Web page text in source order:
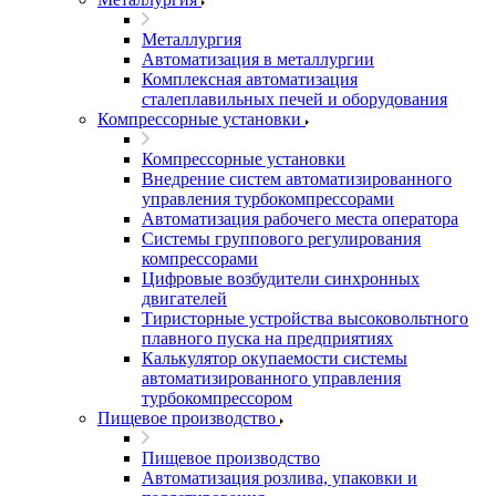
Металлургия
Автоматизация в металлургии
Комплексная автоматизация
сталеплавильных печей и оборудования
Компрессорные установки
Компрессорные установки
Внедрение систем автоматизированного
управления турбокомпрессорами
Автоматизация рабочего места оператора
Системы группового регулирования
компрессорами
Цифровые возбудители синхронных
двигателей
Тиристорные устройства высоковольтного
плавного пуска на предприятиях
Калькулятор окупаемости системы
автоматизированного управления
турбокомпрессором
Пищевое производство
Пищевое производство
Автоматизация розлива, упаковки и